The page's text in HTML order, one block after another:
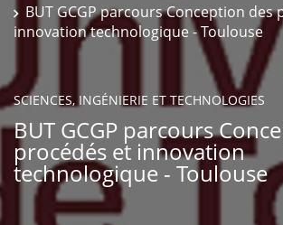
BUT GCGP parcours Conception des
innovation technologique - Toulouse
SCIENCES, INGÉNIERIE ET TECHNOLOGIES
BUT GCGP parcours
procédés et innovation
technologique - Toulouse